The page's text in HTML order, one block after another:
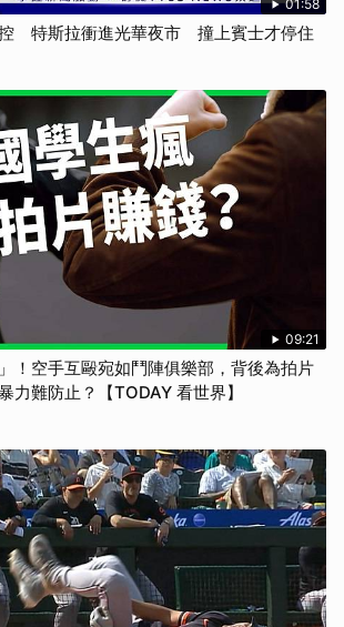
01:58
特斯拉衝進光華夜市 撞上賓士才停住
09:21
！空手互毆宛如鬥陣俱樂部，背後為拍片
力難防止？【TODAY 看世界】